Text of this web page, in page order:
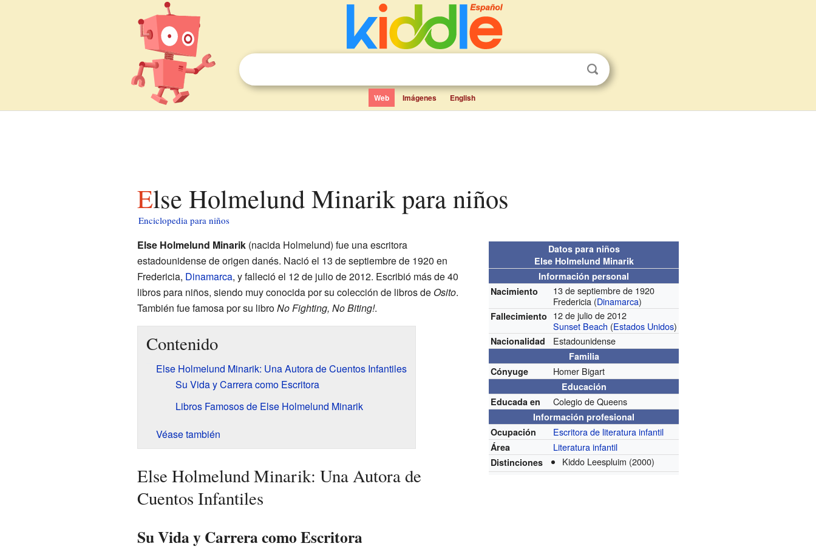
Web Imágenes English
Else Holmelund Minarik para niños
Enciclopedia para niños
Datos para niños
Else Holmelund Minarik
Información personal
Nacimiento
13 de septiembre de 1920
Fredericia (Dinamarca)
Fallecimiento 12 de julio de 2012
Sunset Beach (Estados Unidos)
Nacionalidad Estadounidense
Familia
Cónyuge
Homer Bigart
Educación
Educada en
Colegio de Queens
Información profesional
Ocupación
Escritora de literatura infantil
Área Literatura infantil
Distinciones Kiddo Leespluim (2000)
Else Holmelund Minarik(nacida Holmelund) fue una escritora
estadounidense de origen danés. Nació el 13 de septiembre de 1920 en
Fredericia, Dinamarca, y falleció el 12 de julio de 2012. Escribió más de 40
libros para niños, siendo muy conocida por su colección de libros de Osito.
También fue famosa por su libroNo Fighting, No Biting!.
Contenido
Else Holmelund Minarik: Una Autora de Cuentos Infantiles
Su Vida y Carrera como Escritora
Libros Famosos de Else Holmelund Minarik
Véase también
Else Holmelund Minarik: Una Autora de
Cuentos Infantiles
Su Vida y Carrera como Escritora